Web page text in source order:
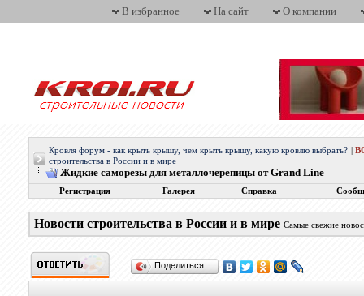
В избранное На сайт О компании
Кровля форум - как крыть крышу, чем крыть крышу, какую кровлю выбрать?
строительства в России и в мире
Жидкие саморезы для металлочерепицы от Grand Line
Регистрация Галерея Справка
Новости строительства в России и в мире Самые свежие
Поделиться…